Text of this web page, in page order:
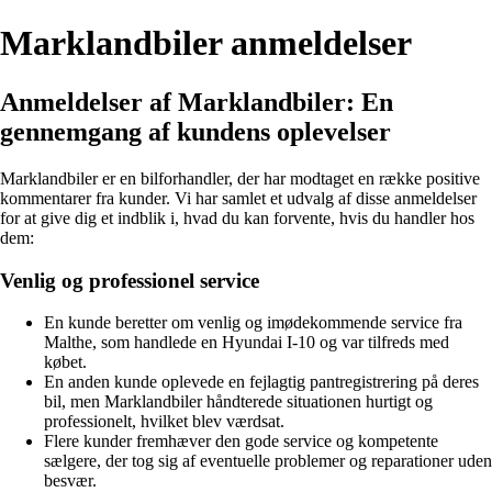
Marklandbiler anmeldelser
Anmeldelser af Marklandbiler: En
gennemgang af kundens oplevelser
Marklandbiler er en bilforhandler, der har modtaget en række positive
kommentarer fra kunder. Vi har samlet et udvalg af disse anmeldelser
for at give dig et indblik i, hvad du kan forvente, hvis du handler hos
dem:
Venlig og professionel service
En kunde beretter om venlig og imødekommende service fra
Malthe, som handlede en Hyundai I-10 og var tilfreds med
købet.
En anden kunde oplevede en fejlagtig pantregistrering på deres
bil, men Marklandbiler håndterede situationen hurtigt og
professionelt, hvilket blev værdsat.
Flere kunder fremhæver den gode service og kompetente
sælgere, der tog sig af eventuelle problemer og reparationer uden
besvær.